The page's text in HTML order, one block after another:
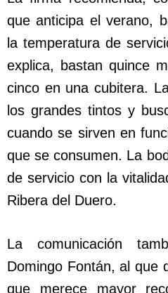
que anticipa el verano,
la temperatura de
explica, bastan quince
cinco en una cubitera.
los grandes tintos y
cuando se sirven en
que se consumen. La
de servicio con la
Ribera del Duero.
La comunicación
Domingo Fontán, al que
que merece mayor